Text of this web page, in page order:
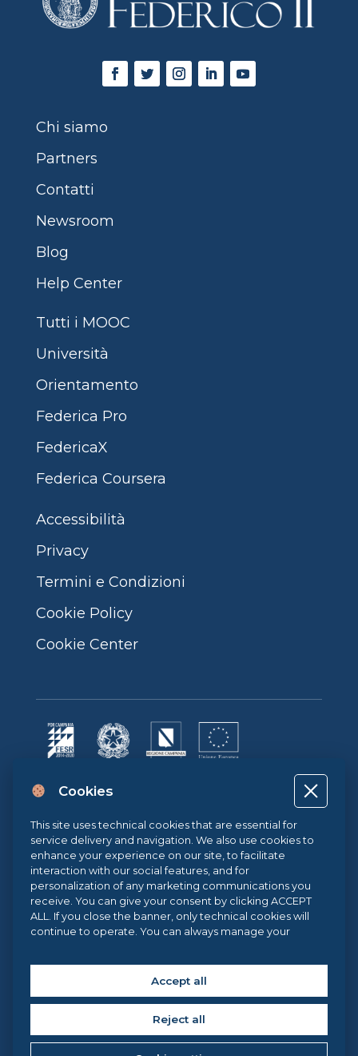
Chi siamo
Partners
Contatti
Newsroom
Blog
Help Center
Tutti i MOOC
Università
Orientamento
Federica Pro
FedericaX
Federica Coursera
Accessibilità
Privacy
Termini e Condizioni
Cookie Policy
Cookie Center
Progetto cofinanziato dall’Unione Europea, dallo Stato Italiano e dalla
Regione Campania POR CAMPANIA FESR 2014-2020 | ASSE II –
OBIETTIVO TEMATICO 2O.S. 2.3 | AZIONE 2.3.1 | Progetto: LA FABBRICA
DIGITALE
Sistema di Gestione Qualità UNI EN ISO 9001:2015
.eu Web Awards 2021
Copyright © 2026 Federica Web Learning, all rights reserved. | Federica
Web Learning – Centro di Ateneo per l’Innovazione, la
Sperimentazione e la Diffusione della Didattica Multimediale
Università degli Studi di Napoli Federico II, via Partenope 36 – 80121,
Napoli (Italy) C.F. 00876220633
Cookies
This site uses technical cookies that are essential for
service delivery and navigation. We also use cookies to
enhance your experience on our site, to facilitate
interaction with our social features, and for
personalization of any marketing communications you
receive. You can give your consent by clicking ACCEPT
ALL. If you close the banner, only technical cookies will
continue to operate. You can always manage your
Accept all
Reject all